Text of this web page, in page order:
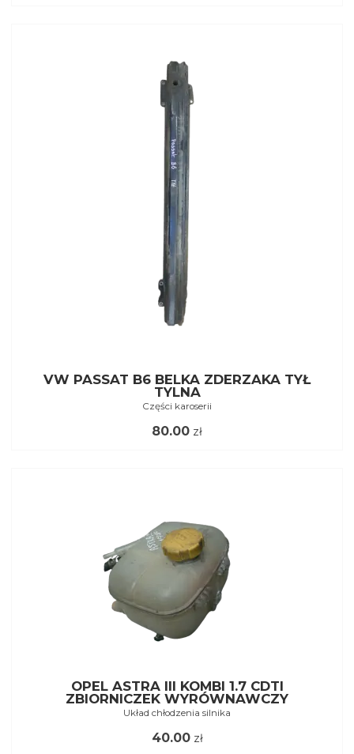
VW PASSAT B6 BELKA ZDERZAKA TYŁ
TYLNA
Części karoserii
80.00 zł
OPEL ASTRA III KOMBI 1.7 CDTI
ZBIORNICZEK WYRÓWNAWCZY
Układ chłodzenia silnika
40.00zł